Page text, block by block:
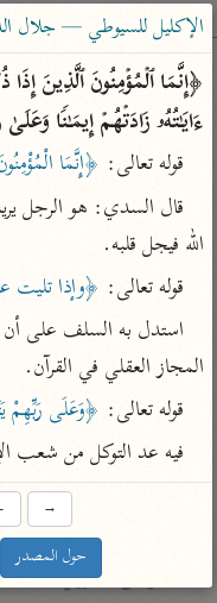
ساهم
بحث تفسير
characters for results.
Type 1 or more
characters for results.
أمّهات
تفسير الطبري
تفسير ابن كثير
تفسير القرطبي
تفسير البغوي
تفسير ابن الجوزي
عامّة
الإكليل للسيوطي — جلال
ءَایَـٰتُهُۥ زَادَتۡهُمۡ إِیمَـٰنࣰا
قوله تعالى: ﴿إِنَّمَا
الله فيجل قلبه.
قوله تعالى: ﴿وإذا تليت
المجاز العقلي في القرآن.
قوله تعالى: ﴿وَعَلَى رَبِّهِمْ
فيه عد التوكل من شعب
→
حول المصدر